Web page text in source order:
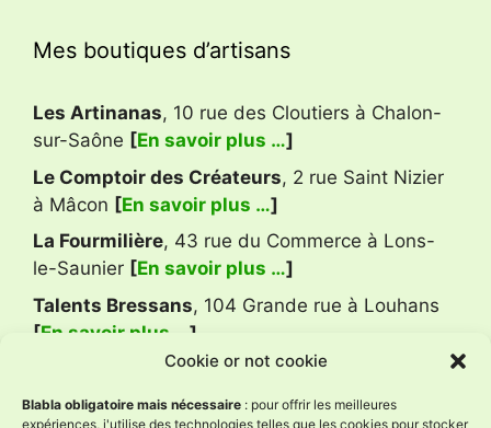
Cookie or not cookie
Blabla obligatoire mais nécessaire : pour offrir les meilleures
expériences, j'utilise des technologies telles que les cookies pour stocker
Mes boutiques d’artisans
Les Artinanas, 10 rue des Cloutiers à Chalon-
sur-Saône [En savoir plus …]
Le Comptoir des Créateurs, 2 rue Saint Nizier
à Mâcon [En savoir plus …]
La Fourmilière, 43 rue du Commerce à Lons-
le-Saunier [En savoir plus …]
Talents Bressans, 104 Grande rue à Louhans
[En savoir plus … ]
Avis Google